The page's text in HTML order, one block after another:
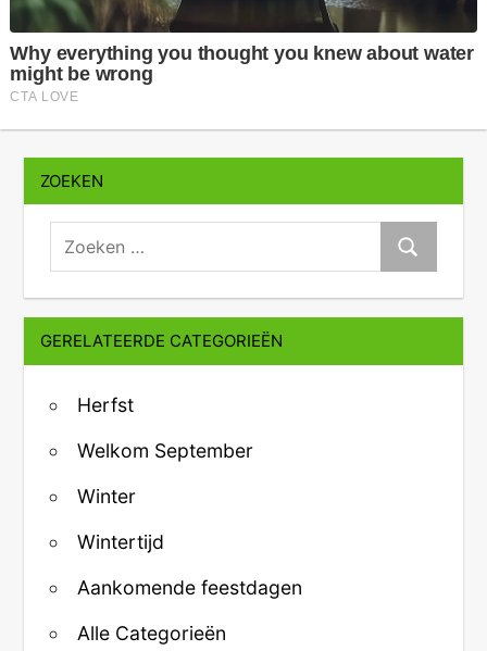
ZOEKEN
zoeken:
Zoeken
GERELATEERDE CATEGORIEËN
Herfst
Welkom September
Winter
Wintertijd
Aankomende feestdagen
Alle Categorieën